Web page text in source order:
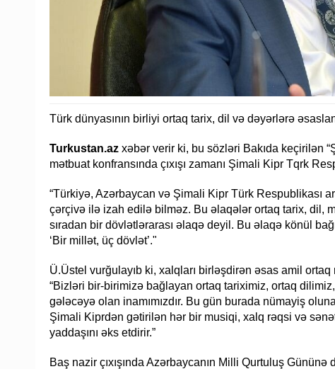
Türk dünyasının birliyi ortaq tarix, dil və dəyərlərə
Turkustan.az xəbər verir ki, bu sözləri Bakıda keçirilən
mətbuat konfransında çıxışı zamanı Şimali Kipr Tqrk
“Türkiyə, Azərbaycan və Şimali Kipr Türk Respublikası
çərçivə ilə izah edilə bilməz. Bu əlaqələr ortaq tarix, dil,
sıradan bir dövlətlərarası əlaqə deyil. Bu əlaqə könül
‘Bir millət, üç dövlət’."
Ü.Üstel vurğulayıb ki, xalqları birləşdirən əsas amil
“Bizləri bir-birimizə bağlayan ortaq tariximiz, ortaq
gələcəyə olan inamımızdır. Bu gün burada nümayiş
Şimali Kiprdən gətirilən hər bir musiqi, xalq rəqsi və
yaddaşını əks etdirir.”
Baş nazir çıxışında Azərbaycanın Milli Qurtuluş